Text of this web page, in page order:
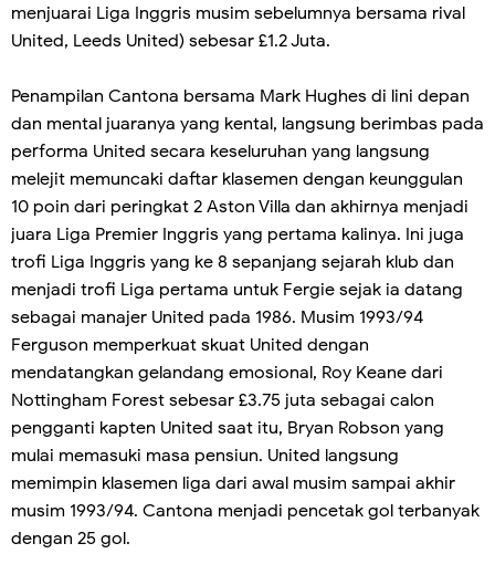
menjuarai Liga Inggris musim sebelumnya bersama rival
United, Leeds United) sebesar £1.2 Juta.
Penampilan Cantona bersama Mark Hughes di lini depan
dan mental juaranya yang kental, langsung berimbas pada
performa United secara keseluruhan yang langsung
melejit memuncaki daftar klasemen dengan keunggulan
10 poin dari peringkat 2 Aston Villa dan akhirnya menjadi
juara Liga Premier Inggris yang pertama kalinya. Ini juga
trofi Liga Inggris yang ke 8 sepanjang sejarah klub dan
menjadi trofi Liga pertama untuk Fergie sejak ia datang
sebagai manajer United pada 1986. Musim 1993/94
Ferguson memperkuat skuat United dengan
mendatangkan gelandang emosional, Roy Keane dari
Nottingham Forest sebesar £3.75 juta sebagai calon
pengganti kapten United saat itu, Bryan Robson yang
mulai memasuki masa pensiun. United langsung
memimpin klasemen liga dari awal musim sampai akhir
musim 1993/94. Cantona menjadi pencetak gol terbanyak
dengan 25 gol.